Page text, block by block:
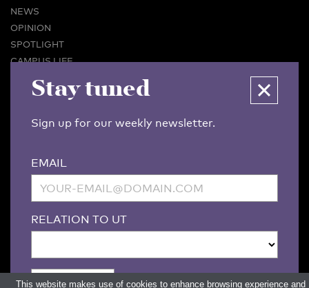
NEWS
OPINION
SPOTLIGHT
CAMPUS LIFE
BUSINESS & CAREER
CONTACT
ARCHIVE
MORE
LINKS
DISCLAIMER / COPYRIGHT REDACTIESTATUUT/EDITORIAL STATUTE
Stay tuned
Sign up for our weekly newsletter.
EMAIL
RELATION TO UT
This website makes use of cookies to enhance browsing experience and